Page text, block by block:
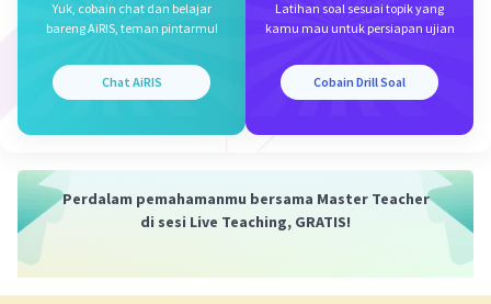
Dengan demikian, Skala yang digunakan Pak
50.
Beri Rating·3.0(2) Balas
Yuk, cobain chat dan belajar
bareng AiRIS, teman pintarmu!
Chat AiRIS
Latihan soal sesuai topik yang
kamu mau untuk persiapan ujian
Cobain Drill Soal
Perdalam pemahamanmu bersama Master Teacher
di sesi Live Teaching, GRATIS!